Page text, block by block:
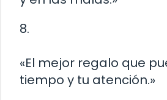
8.
«El mejor regalo que
tiempo y tu atención.»